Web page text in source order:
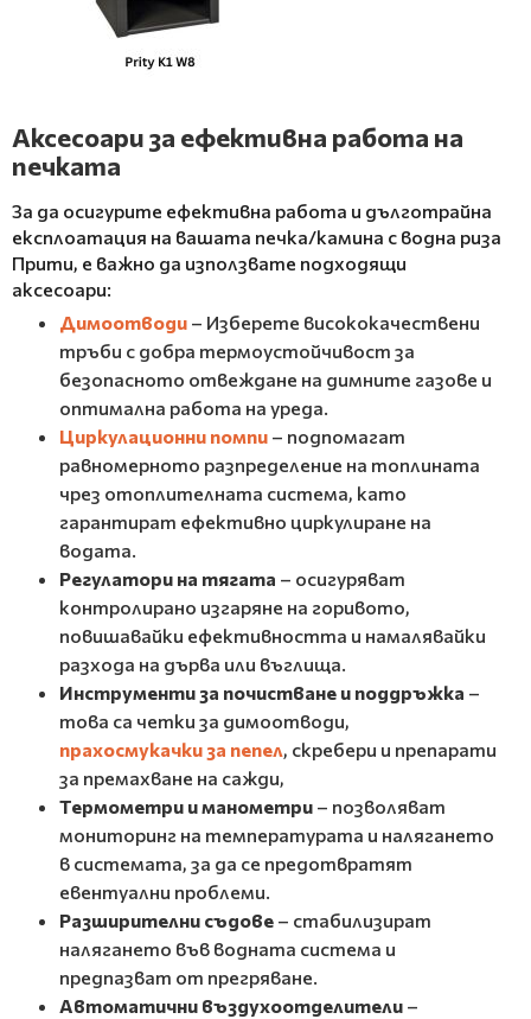
Аксесоари за ефективна работа на
печката
За да осигурите ефективна работа и дълготрайна
експлоатация на вашата печка/камина с водна риза
Прити, е важно да използвате подходящи
аксесоари:
Димоотводи – Изберете висококачествени
тръби с добра термоустойчивост за
безопасното отвеждане на димните газове и
оптимална работа на уреда.
Циркулационни помпи – подпомагат
равномерното разпределение на топлината
чрез отоплителната система, като
гарантират ефективно циркулиране на
водата.
Регулатори на тягата – осигуряват
контролирано изгаряне на горивото,
повишавайки ефективността и намалявайки
разхода на дърва или въглища.
Инструменти за почистване и поддръжка –
това са четки за димоотводи,
прахосмукачки за пепел, скребери и препарати
за премахване на сажди,
Термометри и манометри – позволяват
мониторинг на температурата и налягането
в системата, за да се предотвратят
евентуални проблеми.
Разширителни съдове – стабилизират
налягането във водната система и
предпазват от прегряване.
Автоматични въздухоотделители –